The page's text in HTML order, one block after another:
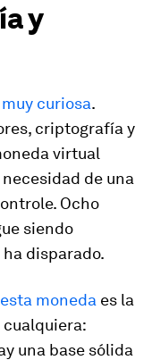
y
curiosa.
criptografía y
virtual
de una
Ocho
siendo
disparado.
moneda es la
cualquiera:
una base sólida